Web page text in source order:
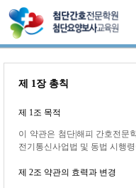
제 1장 총칙
제 1조 목적
이 약관은 첨단|해피 간호전문
전기통신사업법 및 동법 시행
제 2조 약관의 효력과 변경